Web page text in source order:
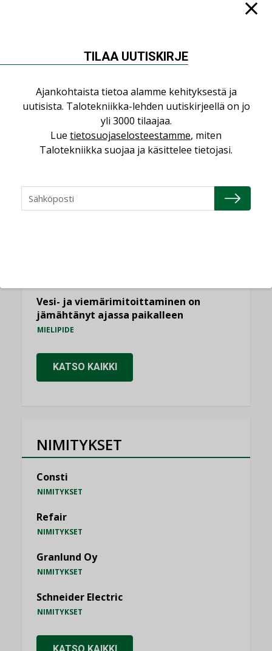
NÄKÖKULMIA
Puheista tekoihin – uusin teknologia
käyttöön kiinteistöissä
KOLUMNI
Sähköistäminen säästää euroja
Yli miljoona kotia on vailla toimivaa
ilmanvaihtoa
Vesi- ja viemärimitoittaminen on
jämähtänyt ajassa paikalleen
MIELIPIDE
KATSO KAIKKI
NIMITYKSET
Consti
NIMITYKSET
Refair
NIMITYKSET
Granlund Oy
NIMITYKSET
Schneider Electric
NIMITYKSET
TILAA UUTISKIRJE
Ajankohtaista tietoa alamme kehityksestä ja
uutisista. Talotekniikka-lehden uutiskirjeellä on jo
yli 3000 tilaajaa.
Lue tietosuojaselosteestamme, miten
Talotekniikka suojaa ja käsittelee tietojasi.